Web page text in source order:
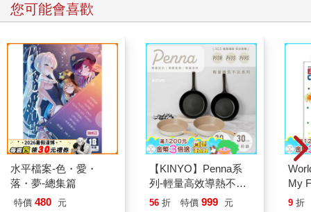
因為這個時間離開部裡，犧牲了本來能在食堂裡吃到的一頓午
飯。他發現廚房裡除了一塊必須留待明天早餐時吃的黑麵包外，
沒有別的食物。他從架子上拿下一瓶無色的液體，上面的素白色
標籤寫著「勝利牌琴酒」。這酒有一股油膩膩的惡心氣味，就像
中國米酒。溫斯頓倒出將近一茶杯，鼓起勇氣接受衝擊，像吃藥
一樣一口吞了下去。
他的臉當即變得緋紅，眼裡流出淚水。這東西的味道像硝酸，而
且吞下去的時候讓人感覺後腦勺挨了一記橡膠警棍。但是，緊接
著，胃裡火燒火燎的感覺平息了，世界看上去開始變得美好。他
從一個壓得皺巴巴、寫著「勝利牌香菸」的菸包裡抽出一根菸，
但不小心把菸拿豎了，菸絲散落到了地板上。他又抽出一根，這
次沒問題。他回到起居室，在擺在「電屏」左側的一張小桌子前
四開本空白本子。本子封底是紅色的，封面印著大理石花紋。
推薦必看
怪奇微微疼
79 折 特價 221
北歐時間：世界第一幸
福國度教會我的事
79 折 特價 314 元
情
把
誰
79 折